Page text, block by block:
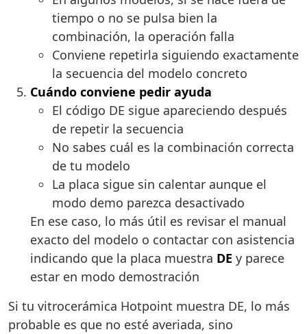
tiempo o no se pulsa bien la
combinación, la operación falla
Conviene repetirla siguiendo exactamente
la secuencia del modelo concreto
Cuándo conviene pedir ayuda
El código DE sigue apareciendo después
de repetir la secuencia
No sabes cuál es la combinación correcta
de tu modelo
La placa sigue sin calentar aunque el
modo demo parezca desactivado
En ese caso, lo más útil es revisar el manual
exacto del modelo o contactar con asistencia
indicando que la placa muestra DE y parece
estar en modo demostración
Si tu vitrocerámica Hotpoint muestra DE, lo más
probable es que no esté averiada, sino